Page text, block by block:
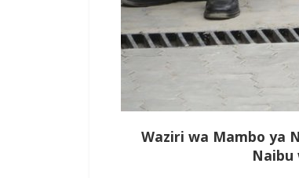
Waziri wa Mambo ya
Naibu